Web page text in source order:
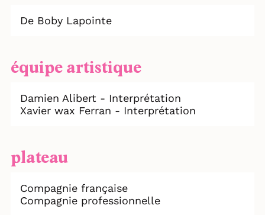
De Boby Lapointe
équipe artistique
Damien Alibert - Interprétation
Xavier wax Ferran - Interprétation
plateau
Compagnie française
Compagnie professionnelle